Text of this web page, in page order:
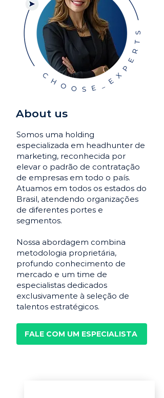
About us
Somos uma holding
especializada em headhunter de
marketing, reconhecida por
elevar o padrão de contratação
de empresas em todo o país.
Atuamos em todos os estados do
Brasil, atendendo organizações
de diferentes portes e
segmentos.
Nossa abordagem combina
metodologia proprietária,
profundo conhecimento de
mercado e um time de
especialistas dedicados
exclusivamente à seleção de
talentos estratégicos.
FALE COM UM ESPECIALISTA